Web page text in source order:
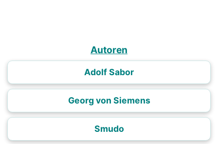
Autoren
Adolf Sabor
Georg von Siemens
Smudo